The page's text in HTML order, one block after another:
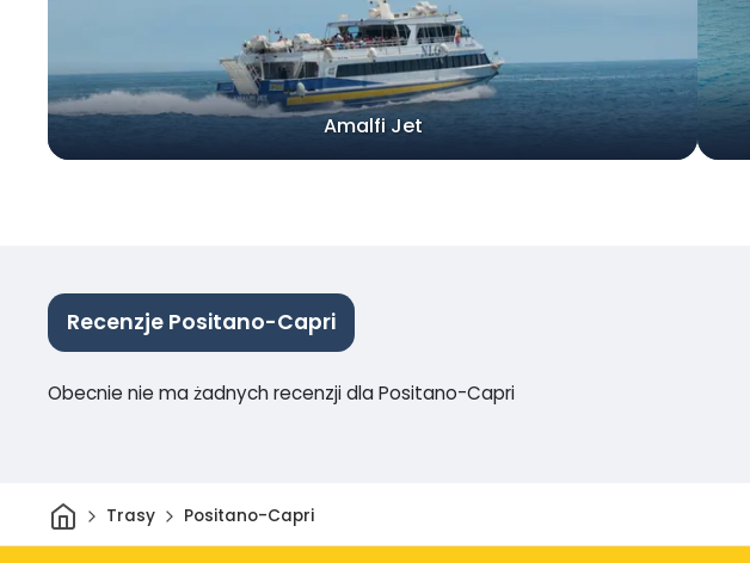
Amalfi Jet
Recenzje Positano-Capri
Obecnie nie ma żadnych recenzji dla Positano-Capri
DomTrasy Positano-Capri